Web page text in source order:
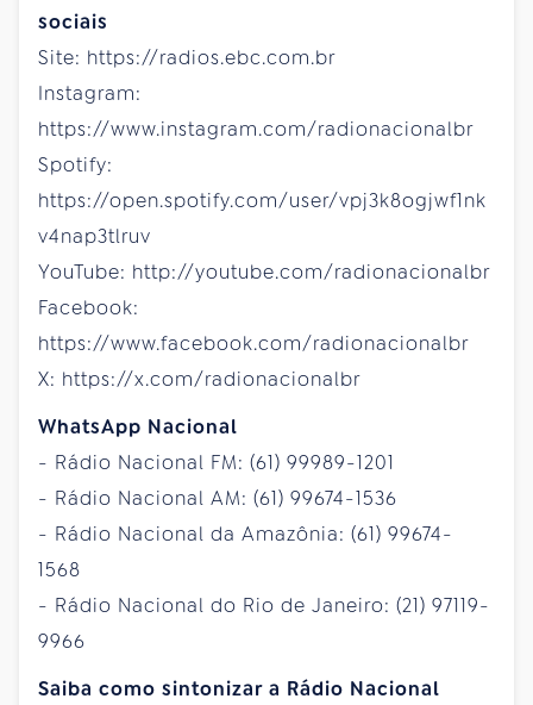
sociais
Site: https://radios.ebc.com.br
Instagram:
https://www.instagram.com/radionacionalbr
Spotify:
https://open.spotify.com/user/vpj3k8ogjwf1nk
v4nap3tlruv
YouTube: http://youtube.com/radionacionalbr
Facebook:
https://www.facebook.com/radionacionalbr
X: https://x.com/radionacionalbr
WhatsApp Nacional
- Rádio Nacional FM: (61) 99989-1201
- Rádio Nacional AM: (61) 99674-1536
- Rádio Nacional da Amazônia: (61) 99674-
1568
- Rádio Nacional do Rio de Janeiro: (21) 97119-
9966
Saiba como sintonizar a Rádio Nacional